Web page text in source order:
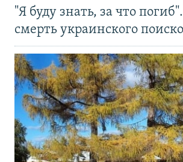
"Я буду знать, за что
смерть украинского